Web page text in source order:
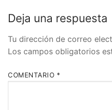
Deja una respuesta
Tu dirección de correo
Los campos obligatorios
COMENTARIO *